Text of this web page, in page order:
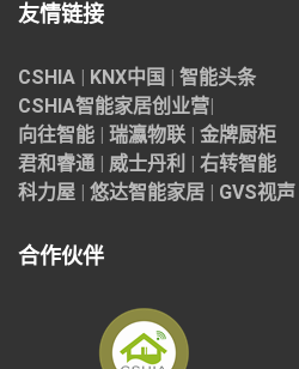
友情链接
CSHIA | KNX中国 | 智能头条
CSHIA智能家居创业营|
向往智能 | 瑞瀛物联 | 金牌厨柜
君和睿通 | 威士丹利 | 右转智能
科力屋 | 悠达智能家居 | GVS视声
合作伙伴